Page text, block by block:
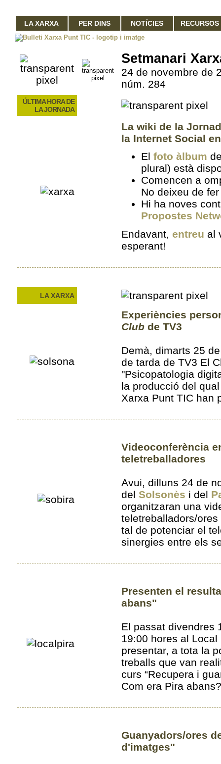
LA XARXA PER DINS NOTÍCIES RECURSOS
Setmanari
24 de novembre de
núm. 284
ÚLTIMA HORA DE
LA JORNADA
La wiki de la
la Internet Social
El foto àlbum
plural) està
Comencen a
No deixeu de
Hi ha noves
Propostes
Endavant, entreu al
esperant!
LA XARXA
Experiències
Clubde TV3
Demà, dimarts 25
de tarda de TV3 El
"Psicopatologia
la producció del
Xarxa Punt TIC han
Videoconferència
teletreballadores
Avui, dilluns 24 de
del Solsonès i del
organitzaran una
teletreballadors/
tal de potenciar el
sinergies entre els
Presenten el
abans"
El passat divendres
19:00 hores al
presentar, a tota la
treballs que van
curs “Recupera i
Com era Pira
Guanyadors/ores
d'imatges"